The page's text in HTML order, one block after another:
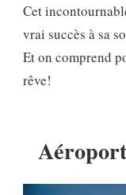
Cet
vrai succès à sa
Et on comprend
rêve!